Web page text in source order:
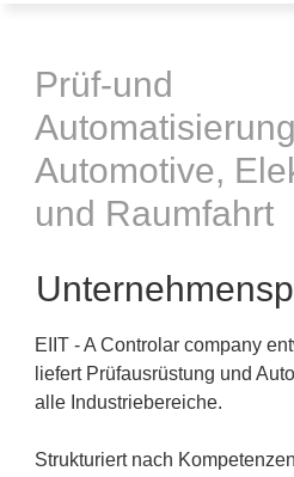
Prüf-und
Automotive,
und Raumfahrt
EIIT - A Controlar company
liefert Prüfausrüstung und
alle Industriebereiche.
Strukturiert nach